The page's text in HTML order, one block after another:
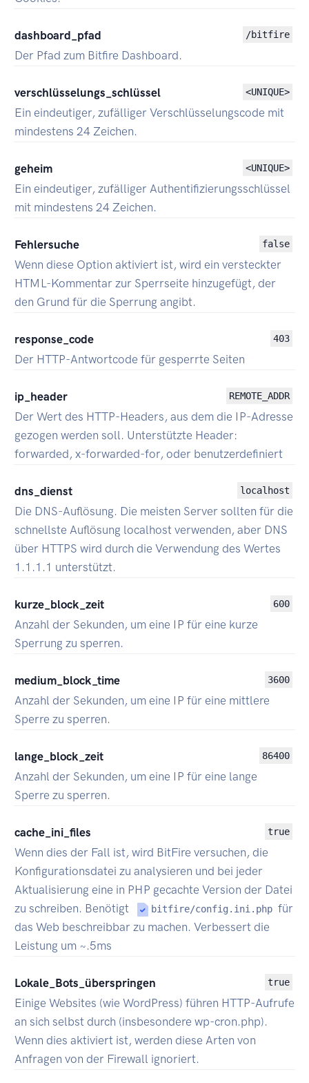
dashboard_pfad /bitfire
Der Pfad zum Bitfire Dashboard.
verschlüsselungs_schlüssel <UNIQUE>
Ein eindeutiger, zufälliger Verschlüsselungscode mit
mindestens 24 Zeichen.
geheim <UNIQUE>
Ein eindeutiger, zufälliger Authentifizierungsschlüssel
mit mindestens 24 Zeichen.
Fehlersuche false
Wenn diese Option aktiviert ist, wird ein versteckter
HTML-Kommentar zur Sperrseite hinzugefügt, der
den Grund für die Sperrung angibt.
response_code 403
Der HTTP-Antwortcode für gesperrte Seiten
ip_header REMOTE_ADDR
Der Wert des HTTP-Headers, aus dem die IP-Adresse
gezogen werden soll. Unterstützte Header:
forwarded, x-forwarded-for, oder benutzerdefiniert
dns_dienst localhost
Die DNS-Auflösung. Die meisten Server sollten für die
schnellste Auflösung localhost verwenden, aber DNS
über HTTPS wird durch die Verwendung des Wertes
1.1.1.1 unterstützt.
kurze_block_zeit 600
Anzahl der Sekunden, um eine IP für eine kurze
Sperrung zu sperren.
medium_block_time 3600
Anzahl der Sekunden, um eine IP für eine mittlere
Sperre zu sperren.
lange_block_zeit 86400
Anzahl der Sekunden, um eine IP für eine lange
Sperre zu sperren.
cache_ini_files true
Wenn dies der Fall ist, wird BitFire versuchen, die
Konfigurationsdatei zu analysieren und bei jeder
Aktualisierung eine in PHP gecachte Version der Datei
zu schreiben. Benötigt
bitfire/config.ini.php für
das Web beschreibbar zu machen. Verbessert die
Leistung um ~.5ms
Lokale_Bots_überspringen true
Einige Websites (wie WordPress) führen HTTP-Aufrufe
an sich selbst durch (insbesondere wp-cron.php).
Wenn dies aktiviert ist, werden diese Arten von
Anfragen von der Firewall ignoriert.